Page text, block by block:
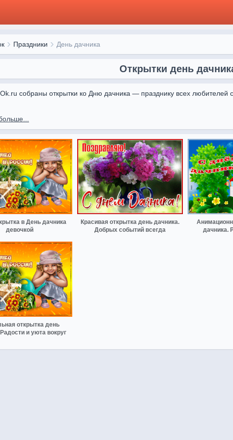
Праздники День дачника
Открытки день
собраны открытки ко Дню дачника — празднику всех любителей
в День дачника
девочкой
Красивая открытка день дачника.
Добрых событий всегда
дачника.
открытка день
и уюта вокруг